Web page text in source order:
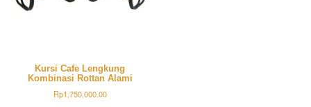
Kursi Cafe Lengkung
Kombinasi Rottan Alami
Rp1,750,000.00